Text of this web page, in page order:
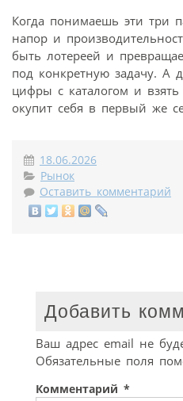
Когда понимаешь эти три
напор и
быть лотереей и
под конкретную задачу. А
цифры с каталогом и
окупит себя в первый же
18.06.2026
Рынок
Оставить комментарий
Добавить
Ваш адрес email не
Обязательные поля
Комментарий *